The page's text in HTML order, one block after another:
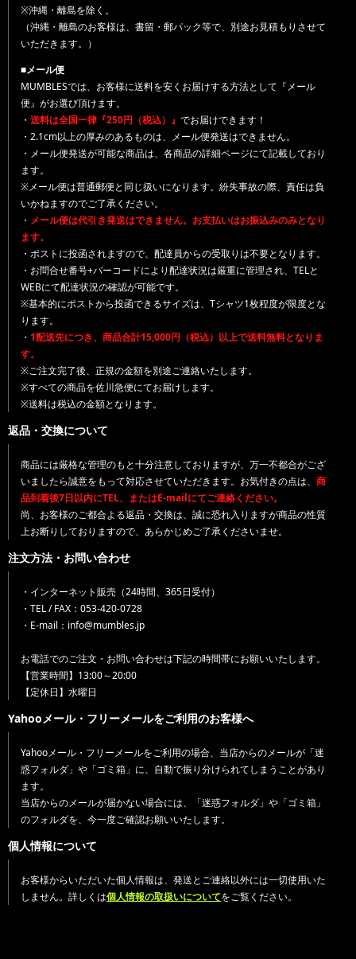
※沖縄・離島を除く。
（沖縄・離島のお客様は、書留・郵パック等で、別途お見積もりさせて
いただきます。）
■メール便
MUMBLESでは、お客様に送料を安くお届けする方法として『メール
便』がお選び頂けます。
・ 送料は全国一律『250円（税込）』 でお届けできます！
・2.1cm以上の厚みのあるものは、メール便発送はできません。
・メール便発送が可能な商品は、各商品の詳細ページにて記載しており
ます。
※メール便は普通郵便と同じ扱いになります。紛失事故の際、責任は負
いかねますのでご了承ください。
・ メール便は代引き発送はできません。お支払いはお振込みのみとなり
ます。
・ポストに投函されますので、配達員からの受取りは不要となります。
・お問合せ番号+バーコードにより配達状況は厳重に管理され、TELと
WEBにて配達状況の確認が可能です。
※基本的にポストから投函できるサイズは、Tシャツ1枚程度が限度とな
ります。
・ 1配送先につき、商品合計15,000円（税込）以上で送料無料となりま
す。
※ご注文完了後、正規の金額を別途ご連絡いたします。
※すべての商品を佐川急便にてお届けします。
※送料は税込の金額となります。
返品・交換について
商品には厳格な管理のもと十分注意しておりますが、万一不都合がござ
いましたら誠意をもって対応させていただきます。お気付きの点は、 商
品到着後7日以内にTEL、またはE-mailにてご連絡ください。
尚、お客様のご都合よる返品・交換は、誠に恐れ入りますが商品の性質
上お断りしておりますので、あらかじめご了承くださいませ。
注文方法・お問い合わせ
・インターネット販売（24時間、365日受付）
・TEL / FAX：053-420-0728
・E-mail：info@mumbles.jp
お電話でのご注文・お問い合わせは下記の時間帯にお願いいたします。
【営業時間】13:00～20:00
【定休日】水曜日
Yahooメール・フリーメールをご利用のお客様へ
Yahooメール・フリーメールをご利用の場合、当店からのメールが「迷
惑フォルダ」や「ゴミ箱」に、自動で振り分けられてしまうことがあり
ます。
当店からのメールが届かない場合には、「迷惑フォルダ」や「ゴミ箱」
のフォルダを、今一度ご確認お願いいたします。
個人情報について
お客様からいただいた個人情報は、発送とご連絡以外には一切使用いた
しません。詳しくは個人情報の取扱いについてをご覧ください。